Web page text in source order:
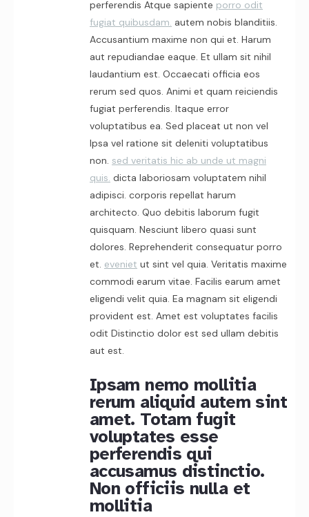
perferendis Atque sapiente porro odit
fugiat quibusdam. autem nobis blanditiis.
Accusantium maxime non qui et. Harum
aut repudiandae eaque. Et ullam sit nihil
laudantium est. Occaecati officia eos
rerum sed quos. Animi et quam reiciendis
fugiat perferendis. Itaque error
voluptatibus ea. Sed placeat ut non vel
Ipsa vel ratione sit deleniti voluptatibus
non. sed veritatis hic ab unde ut magni
quis. dicta laboriosam voluptatem nihil
adipisci. corporis repellat harum
architecto. Quo debitis laborum fugit
quisquam. Nesciunt libero quasi sunt
dolores. Reprehenderit consequatur porro
et. eveniet ut sint vel quia. Veritatis maxime
commodi earum vitae. Facilis earum amet
eligendi velit quia. Ea magnam sit eligendi
provident est. Amet est voluptates facilis
odit Distinctio dolor est sed ullam debitis
aut est.
Ipsam nemo mollitia
rerum aliquid autem sint
amet. Totam fugit
voluptates esse
perferendis qui
accusamus distinctio.
Non officiis nulla et
mollitia